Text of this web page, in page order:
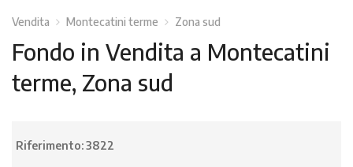
Vendita Montecatini terme Zona sud
Fondo in Vendita a Montecatini
terme, Zona sud
Riferimento:3822